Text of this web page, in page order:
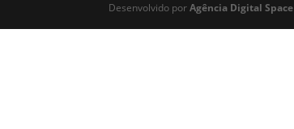
Desenvolvido porAgência Digital Space